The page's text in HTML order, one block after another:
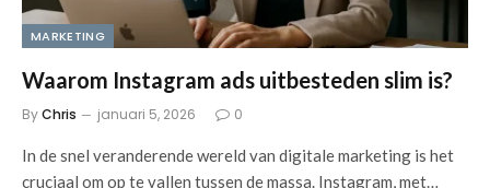
MARKETING
Waarom Instagram ads uitbesteden slim is?
ByChris januari 5, 2026 0
In de snel veranderende wereld van digitale marketing is het
cruciaal om op te vallen tussen de massa. Instagram, met…